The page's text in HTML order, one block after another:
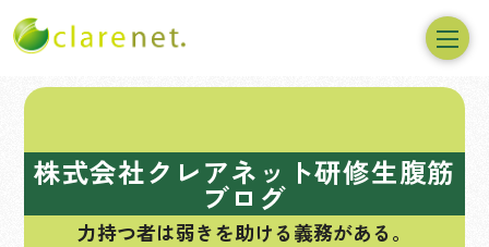
株式会社クレアネット研修生腹筋
ブログ
力持つ者は弱きを助ける義務がある。